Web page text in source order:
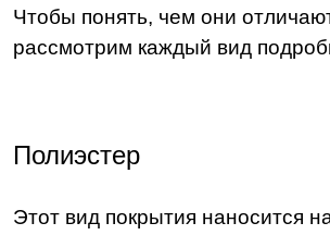
Чтобы понять, чем они
рассмотрим каждый вид
Полиэстер
Этот вид покрытия наносится